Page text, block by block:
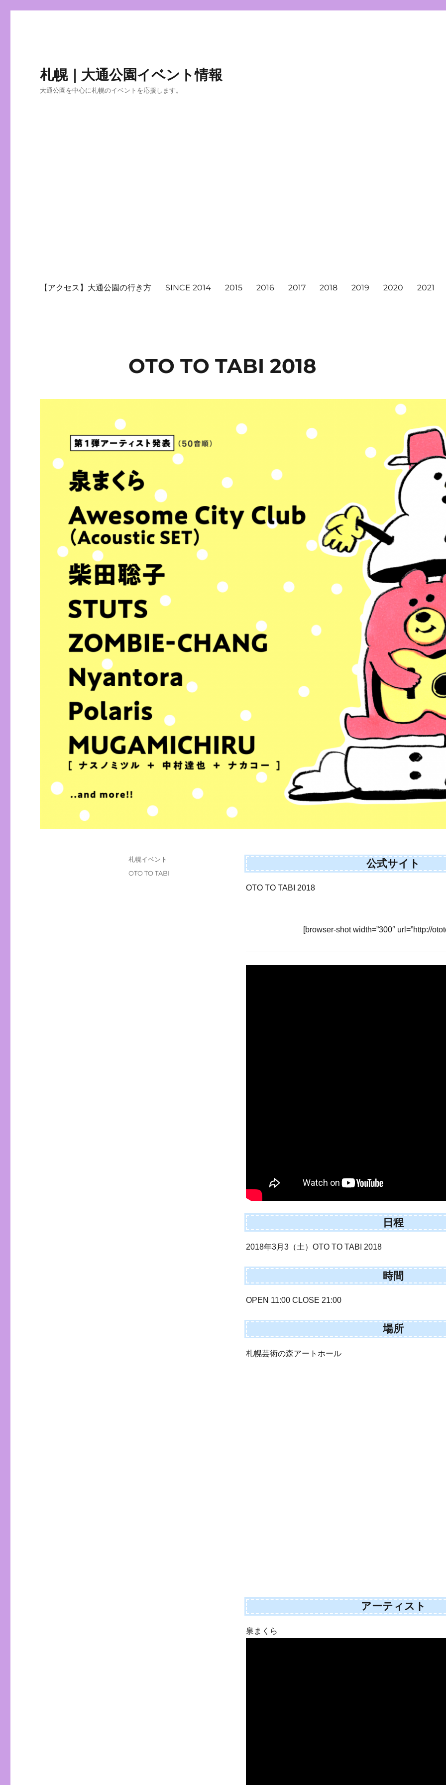
札幌｜大通公園イベント情報
大通公園を中心に札幌のイベントを応援します。
【アクセス】大通公園の行き方 SINCE 2014 2015 2016 2017 2018 2019 2020 2021
OTO TO TABI 2018
公式サイト
OTO TO TABI 2018
[browser-shot width=”300″ url=”http://
日程
2018年3月3（土）OTO TO TABI 2018
時間
OPEN 11:00 CLOSE 21:00
場所
札幌芸術の森アートホール
アーティスト
泉まくら
投
日:
カ
札幌イベント
タ
OTO TO TABI